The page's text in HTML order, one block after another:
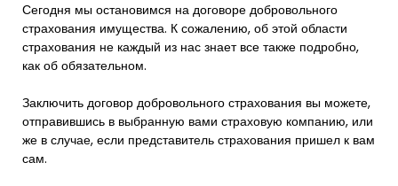
Сегодня мы остановимся на договоре добровольного
страхования имущества. К сожалению, об этой области
страхования не каждый из нас знает все также подробно,
как об обязательном.
Заключить договор добровольного страхования вы можете,
отправившись в выбранную вами страховую компанию, или
же в случае, если представитель страхования пришел к вам
сам.